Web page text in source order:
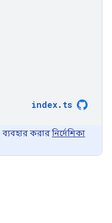
index. ts
করারনির্দেশিকা